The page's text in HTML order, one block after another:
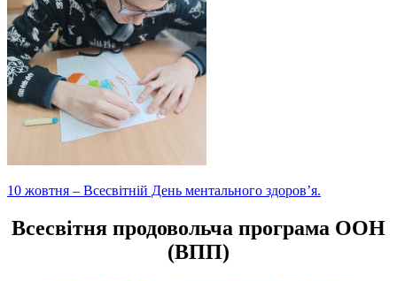
Навігація
записів
10 жовтня – Всесвітній День ментального здоров’я.
Всесвітня продовольча програма ООН
(ВПП)